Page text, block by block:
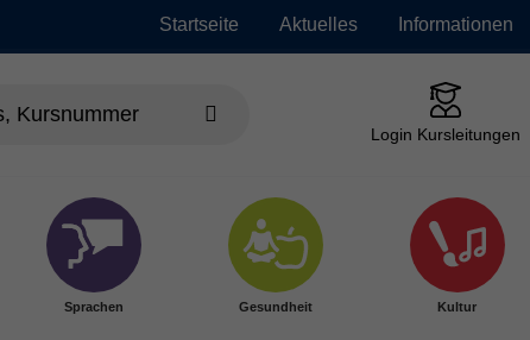
Startseite Aktuelles Informationen
Login Kursleitungen
Sprachen Gesundheit Kultur